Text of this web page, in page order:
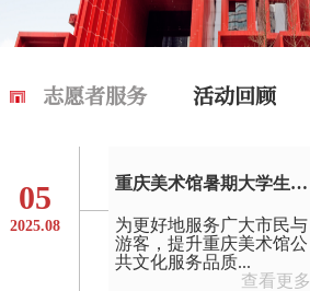
志愿者服务 活动回顾
05
2025.08
重庆美术馆暑期大学生志愿者公益导览服务获好评
为更好地服务广大市民与
游客，提升重庆美术馆公
共文化服务品质...
查看更多